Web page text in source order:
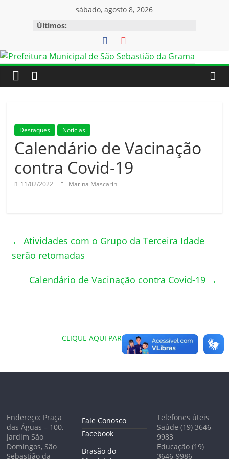
sábado, agosto 8, 2026
Últimos:
Destaques Notícias
Calendário de Vacinação
contra Covid-19
11/02/2022 Marina Mascarin
← Atividades com o Grupo da Terceira Idade
serão retomadas
Calendário de Vacinação contra Covid-19 →
CLIQUE AQUI PARA VISUALIZAR
Endereço: Praça
das Águas – 100,
Jardim São
Domingos, São
Sebastião da
Fale Conosco
Facebook
Brasão do
Telefones úteis
Saúde (19) 3646-
9983
Educação (19)
3646-9986